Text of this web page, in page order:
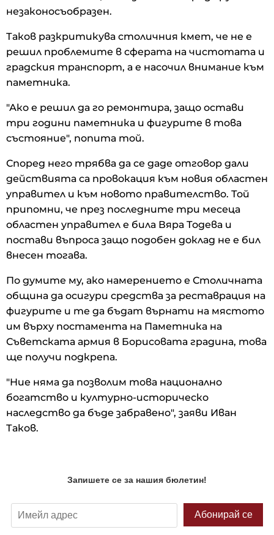
незаконосъобразен.
Таков разкритикува столичния кмет, че не е
решил проблемите в сферата на чистотата и
градския транспорт, а е насочил внимание към
паметника.
"Ако е решил да го ремонтира, защо остави
три години паметника и фигурите в това
състояние", попита той.
Според него трябва да се даде отговор дали
действията са провокация към новия областен
управител и към новото правителство. Той
припомни, че през последните три месеца
областен управител е била Вяра Тодева и
постави въпроса защо подобен доклад не е бил
внесен тогава.
По думите му, ако намерението е Столичната
община да осигури средства за реставрация на
фигурите и те да бъдат върнати на мястото
им върху постамента на Паметника на
Съветската армия в Борисовата градина, това
ще получи подкрепа.
"Ние няма да позволим това национално
богатство и културно-историческо
наследство да бъде забравено", заяви Иван
Таков.